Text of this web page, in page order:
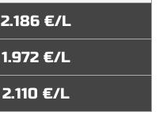
2.186 €/L
1.972 €/L
2.110 €/L